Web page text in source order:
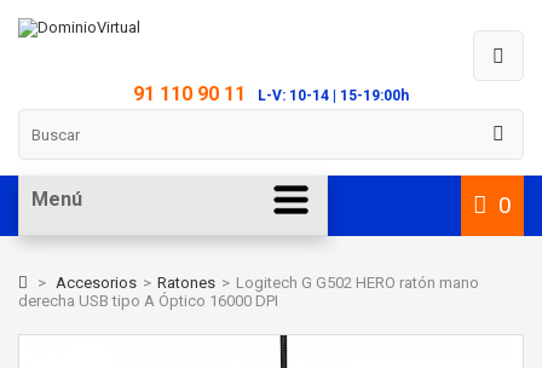
91 110 90 11 L-V: 10-14 | 15-19:00h
0
Menú
> Accesorios > Ratones > Logitech G G502 HERO ratón mano
derecha USB tipo A Óptico 16000 DPI